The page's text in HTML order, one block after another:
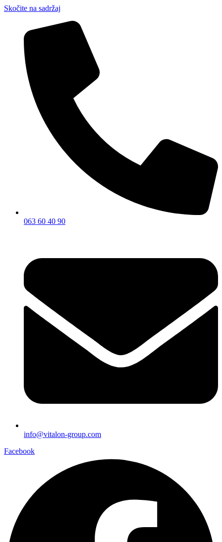
Skočite na sadržaj
063 60 40 90
info@vitalon-group.com
Facebook